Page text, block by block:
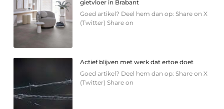
gietvloer in Brabant
Goed artikel? Deel hem dan op: Share on X
(Twitter) Share on
Actief blijven met werk dat ertoe doet
Goed artikel? Deel hem dan op: Share on X
(Twitter) Share on